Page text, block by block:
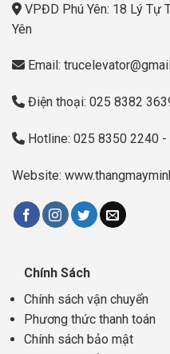
VPĐD Phú Yên: 18 Lý Tự
Yên
Email:
Điện thoại: 025 8382
Hotline: 025 8350 2240
Website:
Chính Sách
Chính sách vận chuyển
Phương thức thanh toán
Chính sách bảo mật